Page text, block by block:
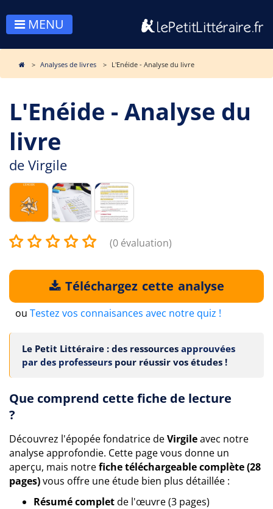
MENU
Analyses de livres L'Enéide - Analyse du livre
L'Enéide - Analyse du
livre
de Virgile
(0 évaluation)
Téléchargez cette analyse
ou Testez vos connaisances avec notre quiz !
Le Petit Littéraire : des ressources approuvées
par des professeurs pour réussir vos études !
Que comprend cette fiche de lecture
?
Découvrez l'épopée fondatrice deVirgileavec notre
analyse approfondie. Cette page vous donne un
aperçu, mais notrefiche téléchargeable complète (28
pages)vous offre une étude bien plus détaillée :
Résumé completde l'œuvre (3 pages)